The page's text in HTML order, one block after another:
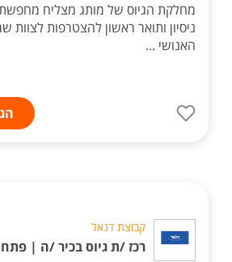
מחלקת הגיוס של מותג מצליח מחפשת
ניסיון ותואר ראשון להצטרפות לצוות
האנושי ...
קבוצת דנאל
רכז /ת גיוס בכיר /ה |